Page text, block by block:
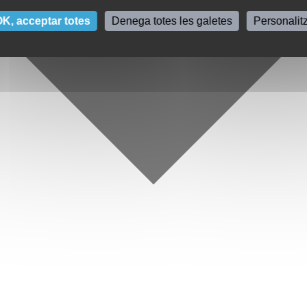
acceptar totes Denega totes les galetes